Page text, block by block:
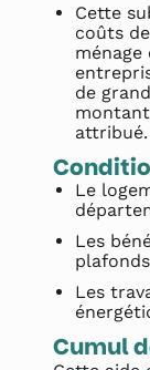
Cette
coûts
de
attribué.
Le
Les
Les
Cumul